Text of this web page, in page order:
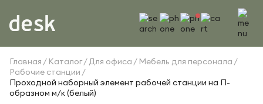
Главная Каталог Для офиса
Мебель для персонала
Рабочие станции
Проходной наборный элемент рабочей станции на П-
образном м/к (белый)